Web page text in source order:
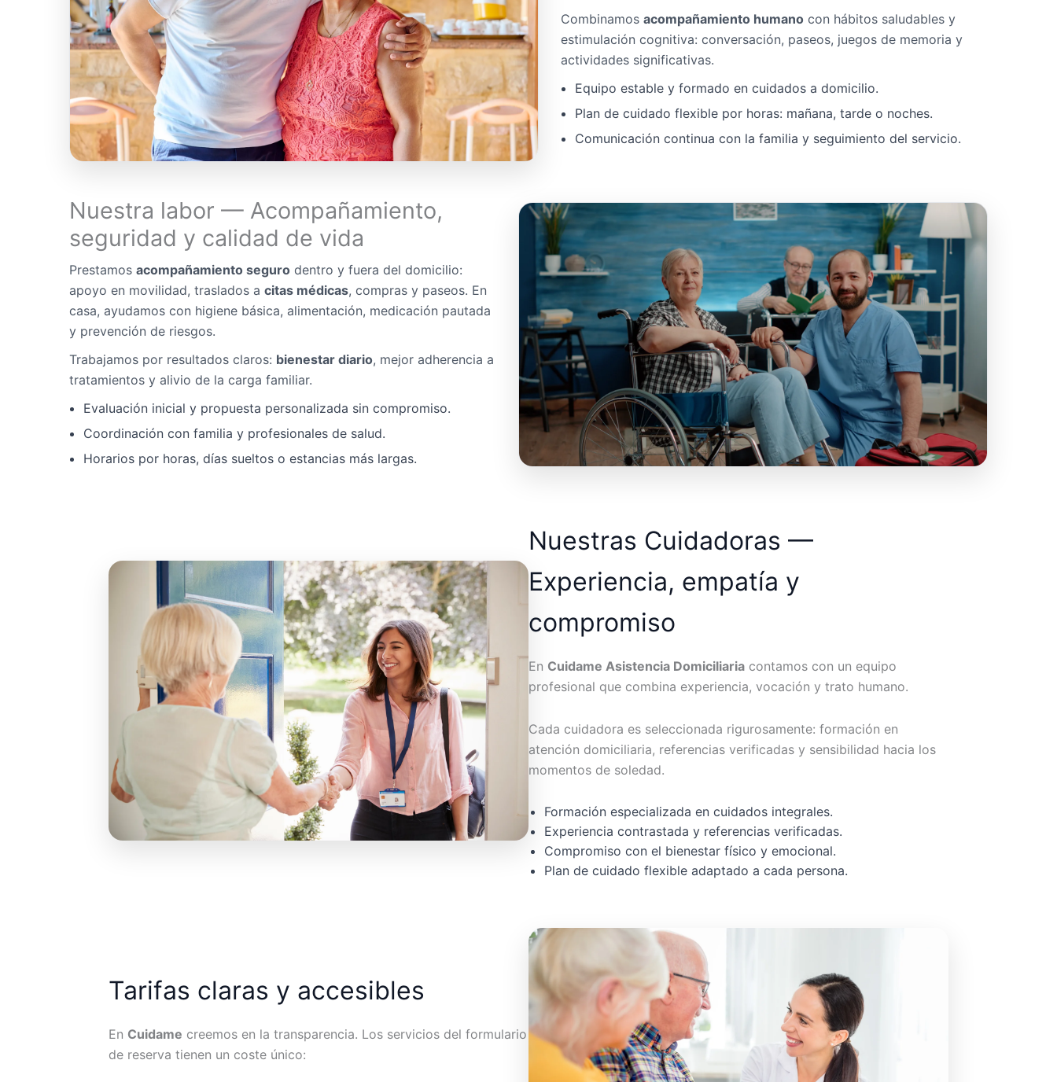
Combinamosacompañamiento humano con hábitos saludables y
estimulación cognitiva: conversación, paseos, juegos de memoria y
actividades significativas.
Equipo estable y formado en cuidados a domicilio.
Plan de cuidado flexible por horas: mañana, tarde o noches.
Comunicación continua con la familia y seguimiento del servicio.
Nuestra labor — Acompañamiento,
seguridad y calidad de vida
Prestamos acompañamiento seguro dentro y fuera del domicilio:
apoyo en movilidad, traslados a citas médicas, compras y paseos. En
casa, ayudamos con higiene básica, alimentación, medicación pautada
y prevención de riesgos.
Trabajamos por resultados claros: bienestar diario, mejor adherencia a
tratamientos y alivio de la carga familiar.
Evaluación inicial y propuesta personalizada sin compromiso.
Coordinación con familia y profesionales de salud.
Horarios por horas, días sueltos o estancias más largas.
Nuestras Cuidadoras —
Experiencia, empatía y
compromiso
En Cuidame Asistencia Domiciliaria contamos con un equipo
profesional que combina experiencia, vocación y trato humano.
Cada cuidadora es seleccionada rigurosamente: formación en
atención domiciliaria, referencias verificadas y sensibilidad hacia los
momentos de soledad.
Formación especializada en cuidados integrales.
Experiencia contrastada y referencias verificadas.
Compromiso con el bienestar físico y emocional.
Plan de cuidado flexible adaptado a cada persona.
Tarifas claras y accesibles
En Cuidame creemos en la transparencia. Los servicios del formulario
de reserva tienen un coste único: